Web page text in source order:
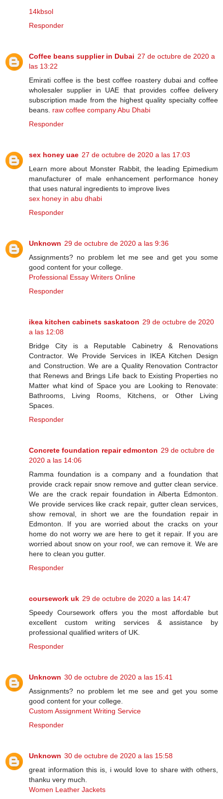
14kbsol
Responder
Coffee beans supplier in Dubai 27 de octubre de 2020 a
las 13:22
Emirati coffee is the best coffee roastery dubai and coffee
wholesaler supplier in UAE that provides coffee delivery
subscription made from the highest quality specialty coffee
beans. raw coffee company Abu Dhabi
Responder
sex honey uae 27 de octubre de 2020 a las 17:03
Learn more about Monster Rabbit, the leading Epimedium
manufacturer of male enhancement performance honey
that uses natural ingredients to improve lives
sex honey in abu dhabi
Responder
Unknown 29 de octubre de 2020 a las 9:36
Assignments? no problem let me see and get you some
good content for your college.
Professional Essay Writers Online
Responder
ikea kitchen cabinets saskatoon 29 de octubre de 2020
a las 12:08
Bridge City is a Reputable Cabinetry & Renovations
Contractor. We Provide Services in IKEA Kitchen Design
and Construction. We are a Quality Renovation Contractor
that Renews and Brings Life back to Existing Properties no
Matter what kind of Space you are Looking to Renovate:
Bathrooms, Living Rooms, Kitchens, or Other Living
Spaces.
Responder
Concrete foundation repair edmonton 29 de octubre de
2020 a las 14:06
Ramma foundation is a company and a foundation that
provide crack repair snow remove and gutter clean service.
We are the crack repair foundation in Alberta Edmonton.
We provide services like crack repair, gutter clean services,
show removal, in short we are the foundation repair in
Edmonton. If you are worried about the cracks on your
home do not worry we are here to get it repair. If you are
worried about snow on your roof, we can remove it. We are
here to clean you gutter.
Responder
coursework uk 29 de octubre de 2020 a las 14:47
Speedy Coursework offers you the most affordable but
excellent custom writing services & assistance by
professional qualified writers of UK.
Responder
Unknown 30 de octubre de 2020 a las 15:41
Assignments? no problem let me see and get you some
good content for your college.
Custom Assignment Writing Service
Responder
Unknown 30 de octubre de 2020 a las 15:58
great information this is, i would love to share with others,
thanku very much.
Women Leather Jackets